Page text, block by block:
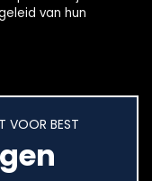
van hun
VOOR BEST